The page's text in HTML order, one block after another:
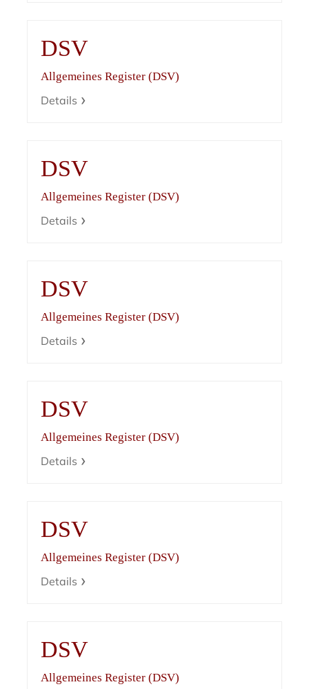
DSV
Allgemeines Register (DSV)
Details
DSV
Allgemeines Register (DSV)
Details
DSV
Allgemeines Register (DSV)
Details
DSV
Allgemeines Register (DSV)
Details
DSV
Allgemeines Register (DSV)
Details
DSV
Allgemeines Register (DSV)